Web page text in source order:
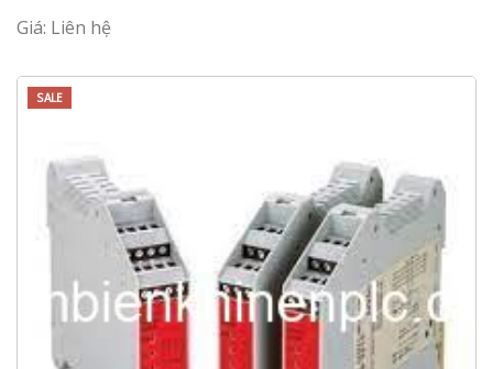
Giá: Liên hệ
SALE